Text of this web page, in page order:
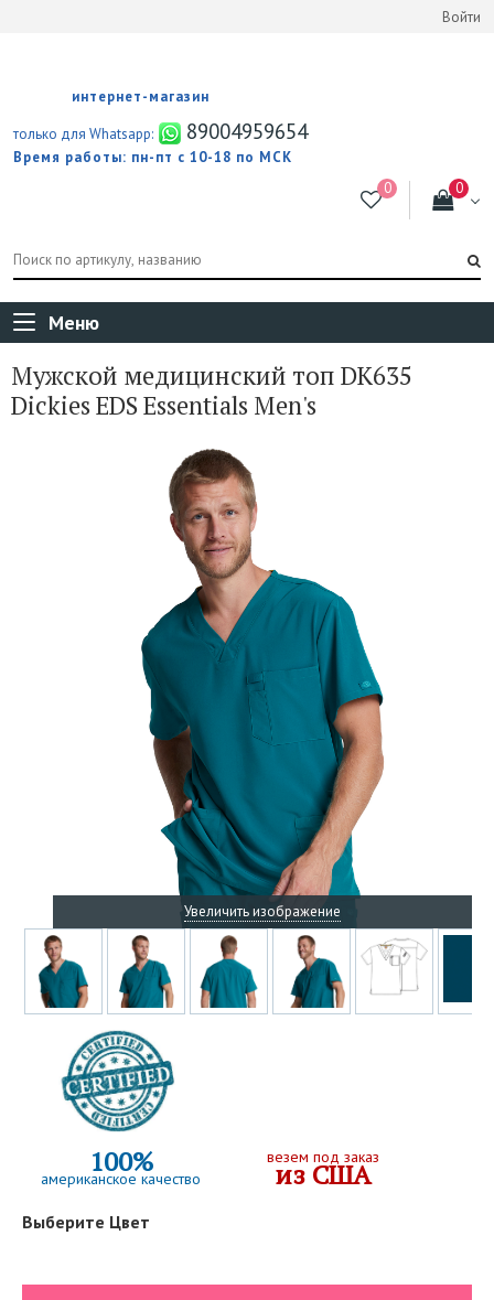
Войти
интернет-магазин
только для Whatsapp:
89004959654
Время работы: пн-пт с 10-18 по МСК
Меню
Мужской медицинский топ DK635
Dickies EDS Essentials Men's
Увеличить изображение
100%
американское качество
везем под заказ
из США
Выберите Цвет